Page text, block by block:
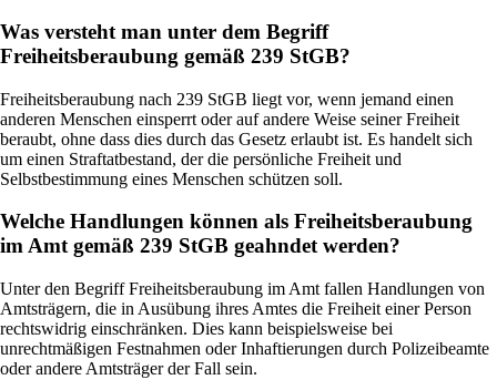
Was versteht man unter dem Begriff
Freiheitsberaubung gemäß 239 StGB?
Freiheitsberaubung nach 239 StGB liegt vor, wenn jemand einen
anderen Menschen einsperrt oder auf andere Weise seiner Freiheit
beraubt, ohne dass dies durch das Gesetz erlaubt ist. Es handelt sich
um einen Straftatbestand, der die persönliche Freiheit und
Selbstbestimmung eines Menschen schützen soll.
Welche Handlungen können als Freiheitsberaubung
im Amt gemäß 239 StGB geahndet werden?
Unter den Begriff Freiheitsberaubung im Amt fallen Handlungen von
Amtsträgern, die in Ausübung ihres Amtes die Freiheit einer Person
rechtswidrig einschränken. Dies kann beispielsweise bei
unrechtmäßigen Festnahmen oder Inhaftierungen durch Polizeibeamte
oder andere Amtsträger der Fall sein.